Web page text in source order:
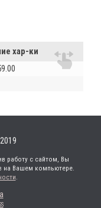
хар-ки
работу с сайтом, Вы
на Вашем компьютере.
.